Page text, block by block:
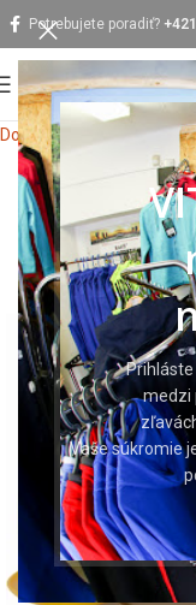
Prihláste
medzi
Vaše súkromie
Potrebujete poradiť?
MENU
Domov Ochranné